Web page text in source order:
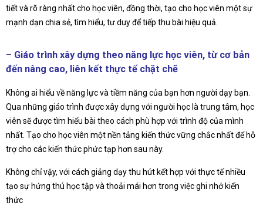
tiết và rõ ràng nhất cho học viên, đồng thời, tạo cho học viên một sự
mạnh dạn chia sẻ, tìm hiểu, tư duy để tiếp thu bài hiệu quả.
– Giáo trình xây dựng theo năng lực học viên, từ cơ bản
đến nâng cao, liên kết thực tế chặt chẽ
Không ai hiểu về năng lực và tiềm năng của bạn hơn người dạy bạn.
Qua những giáo trình được xây dựng với người học là trung tâm, học
viên sẽ được tìm hiểu bài theo cách phù hợp với trình độ của mình
nhất. Tạo cho học viên một nền tảng kiến thức vững chắc nhất để hỗ
trợ cho các kiến thức phức tạp hơn sau này.
Không chỉ vậy, với cách giảng dạy thu hút kết hợp với thực tế nhiều
tạo sự hứng thú học tập và thoải mái hơn trong việc ghi nhớ kiến
thức